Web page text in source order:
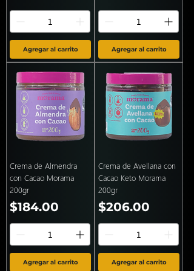
Agregar al carrito Agregar al carrito
Crema de Almendra
con Cacao Morama
200gr
Precio
$184.00
Agregar al carrito
Crema de Avellana con
Cacao Keto Morama
200gr
Precio
$206.00
Agregar al carrito